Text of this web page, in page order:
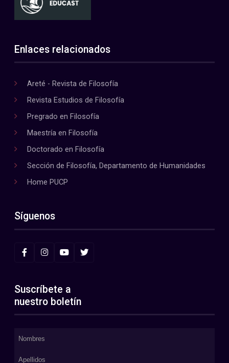
Enlaces relacionados
Areté - Revista de Filosofía
Revista Estudios de Filosofía
Pregrado en Filosofía
Maestría en Filosofía
Doctorado en Filosofía
Sección de Filosofía, Departamento de Humanidades
Home PUCP
Síguenos
Suscríbete a
nuestro boletín